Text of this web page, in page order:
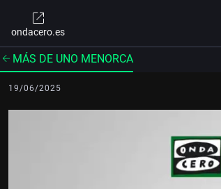
ondacero.es
MÁS DE UNO MENORCA
19/06/2025